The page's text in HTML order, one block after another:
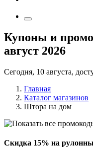
Купоны и
август 2026
Сегодня, 10 августа,
Главная
Каталог магазинов
Штора на дом
Скидка 15% на